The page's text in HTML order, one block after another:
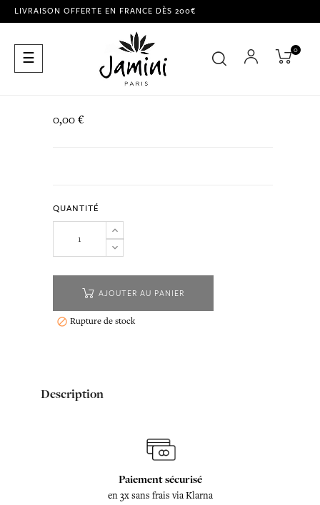
LIVRAISON OFFERTE EN FRANCE DÈS 200€
Basculer
la
☰ 0
0,00 €
QUANTITÉ
AJOUTER AU PANIER
 Rupture de stock
Description
Paiement sécurisé
en 3x sans frais via Klarna